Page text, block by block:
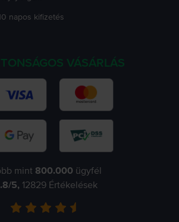
napos kifizetés
VÁSÁRLÁS
mint 800.000 ügyfél
/5, 12829 Értékelések